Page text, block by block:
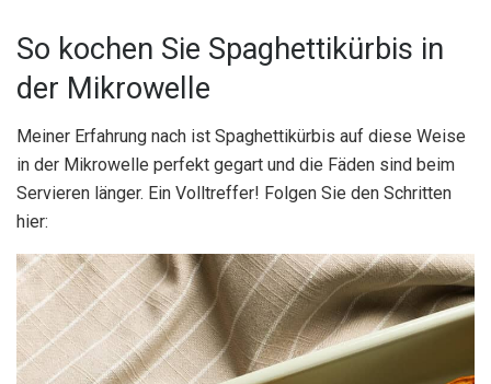
So kochen Sie Spaghettikürbis in
der Mikrowelle
Meiner Erfahrung nach ist Spaghettikürbis auf diese Weise
in der Mikrowelle perfekt gegart und die Fäden sind beim
Servieren länger. Ein Volltreffer! Folgen Sie den Schritten
hier: